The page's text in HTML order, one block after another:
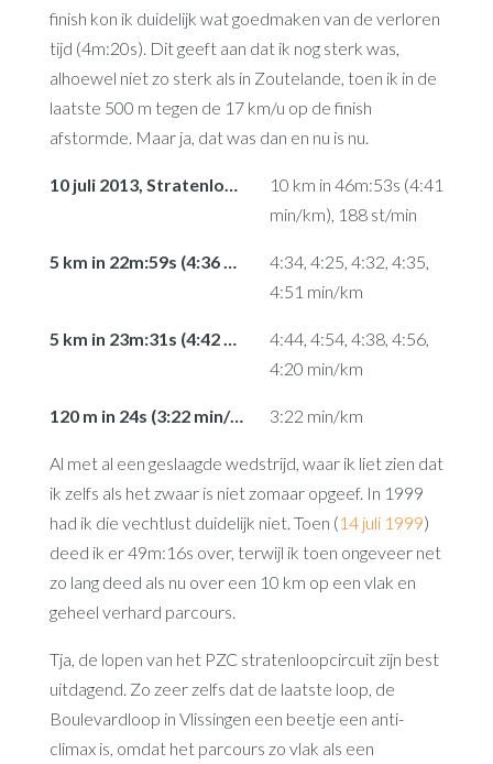
finish kon ik duidelijk wat goedmaken van de verloren
tijd (4m:20s). Dit geeft aan dat ik nog sterk was,
alhoewel niet zo sterk als in Zoutelande, toen ik in de
laatste 500 m tegen de 17 km/u op de finish
afstormde. Maar ja, dat was dan en nu is nu.
10 juli 2013, Stratenloop Domburg
10 km in 46m:53s (4:41
min/km), 188 st/min
5 km in 22m:59s (4:36 min/km), 187 st/min
4:34, 4:25, 4:32, 4:35,
4:51 min/km
5 km in 23m:31s (4:42 min/km), 187 st/min
4:44, 4:54, 4:38, 4:56,
4:20 min/km
120 m in 24s (3:22 min/km), 202 st/min 3:22 min/km
Al met al een geslaagde wedstrijd, waar ik liet zien dat
ik zelfs als het zwaar is niet zomaar opgeef. In 1999
had ik die vechtlust duidelijk niet. Toen (14 juli 1999)
deed ik er 49m:16s over, terwijl ik toen ongeveer net
zo lang deed als nu over een 10 km op een vlak en
geheel verhard parcours.
Tja, de lopen van het PZC stratenloopcircuit zijn best
uitdagend. Zo zeer zelfs dat de laatste loop, de
Boulevardloop in Vlissingen een beetje een anti-
climax is, omdat het parcours zo vlak als een